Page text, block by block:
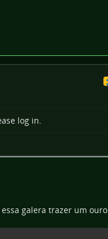
log in.
galera trazer um ouro